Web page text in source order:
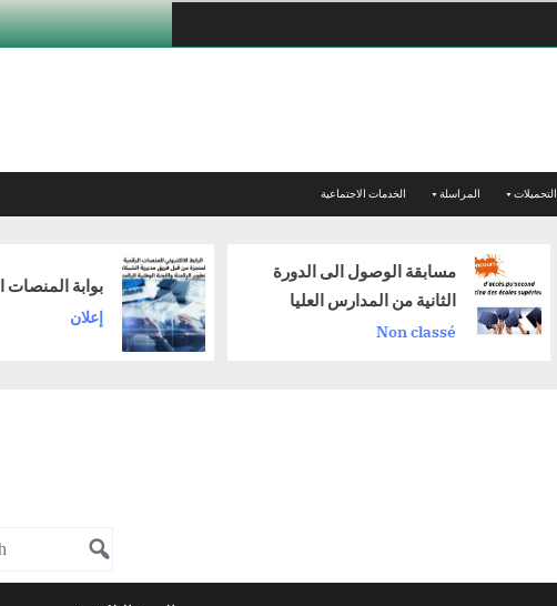
التحميلات المراسلة الخدمات الاجتماعية
مسابقة الوصول الى الدورة
الثانية من المدارس العليا
Non classé
بوابة المنصات الرقمية
إعلان